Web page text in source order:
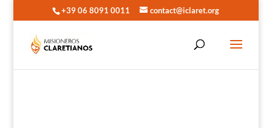
+39 06 8091 0011 contact@iclaret.org